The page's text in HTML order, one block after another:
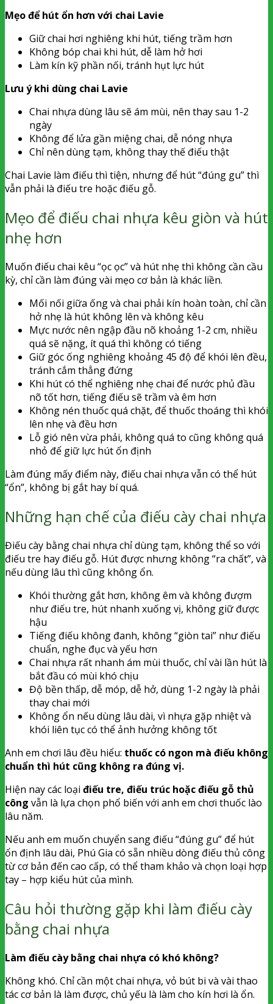
Mẹo để hút ổn hơn với chai Lavie
Giữ chai hơi nghiêng khi hút, tiếng trầm hơn
Không bóp chai khi hút, dễ làm hở hơi
Làm kín kỹ phần nối, tránh hụt lực hút
Lưu ý khi dùng chai Lavie
Chai nhựa dùng lâu sẽ ám mùi, nên thay sau 1-2
ngày
Không để lửa gần miệng chai, dễ nóng nhựa
Chỉ nên dùng tạm, không thay thế điếu thật
Chai Lavie làm điếu thì tiện, nhưng để hút “đúng gu” thì
vẫn phải là điếu tre hoặc điếu gỗ.
Mẹo để điếu chai nhựa kêu giòn và hút
nhẹ hơn
Muốn điếu chai kêu “ọc ọc” và hút nhẹ thì không cần cầu
kỳ, chỉ cần làm đúng vài mẹo cơ bản là khác liền.
Mối nối giữa ống và chai phải kín hoàn toàn, chỉ cần
hở nhẹ là hút không lên và không kêu
Mực nước nên ngập đầu nõ khoảng 1-2 cm, nhiều
quá sẽ nặng, ít quá thì không có tiếng
Giữ góc ống nghiêng khoảng 45 độ để khói lên đều,
tránh cắm thẳng đứng
Khi hút có thể nghiêng nhẹ chai để nước phủ đầu
nõ tốt hơn, tiếng điếu sẽ trầm và êm hơn
Không nén thuốc quá chặt, để thuốc thoáng thì khói
lên nhẹ và đều hơn
Lỗ gió nên vừa phải, không quá to cũng không quá
nhỏ để giữ lực hút ổn định
Làm đúng mấy điểm này, điếu chai nhựa vẫn có thể hút
“ổn”, không bị gắt hay bí quá.
Những hạn chế của điếu cày chai nhựa
Điếu cày bằng chai nhựa chỉ dùng tạm, không thể so với
điếu tre hay điếu gỗ. Hút được nhưng không “ra chất”, và
nếu dùng lâu thì cũng không ổn.
Khói thường gắt hơn, không êm và không đượm
như điếu tre, hút nhanh xuống vị, không giữ được
hậu
Tiếng điếu không đanh, không “giòn tai” như điếu
chuẩn, nghe đục và yếu hơn
Chai nhựa rất nhanh ám mùi thuốc, chỉ vài lần hút là
bắt đầu có mùi khó chịu
Độ bền thấp, dễ móp, dễ hở, dùng 1-2 ngày là phải
thay chai mới
Không ổn nếu dùng lâu dài, vì nhựa gặp nhiệt và
khói liên tục có thể ảnh hưởng không tốt
Anh em chơi lâu đều hiểu: thuốc có ngon mà điếu không
chuẩn thì hút cũng không ra đúng vị.
Hiện nay các loại điếu tre, điếu trúc hoặc điếu gỗ thủ
công vẫn là lựa chọn phổ biến với anh em chơi thuốc lào
lâu năm.
Nếu anh em muốn chuyển sang điếu “đúng gu” để hút
ổn định lâu dài, Phú Gia có sẵn nhiều dòng điếu thủ công
từ cơ bản đến cao cấp, có thể tham khảo và chọn loại hợp
tay – hợp kiểu hút của mình.
Câu hỏi thường gặp khi làm điếu cày
bằng chai nhựa
Làm điếu cày bằng chai nhựa có khó không?
Không khó. Chỉ cần một chai nhựa, vỏ bút bi và vài thao
tác cơ bản là làm được, chủ yếu là làm cho kín hơi là ổn.